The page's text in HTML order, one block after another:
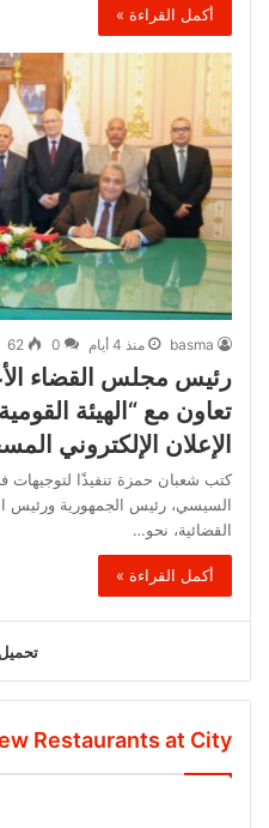
أكمل القراءة »
basma منذ 4 أيام 0
62
رئيس مجلس القضاء
تعاون مع “الهيئة
الإعلان الإلكتروني
كتب شعبان حمزة تنفيذًا لتوجيهات
السيسي، رئيس الجمهورية ورئيس
القضائية، نحو…
أكمل القراءة »
Restaurants at City